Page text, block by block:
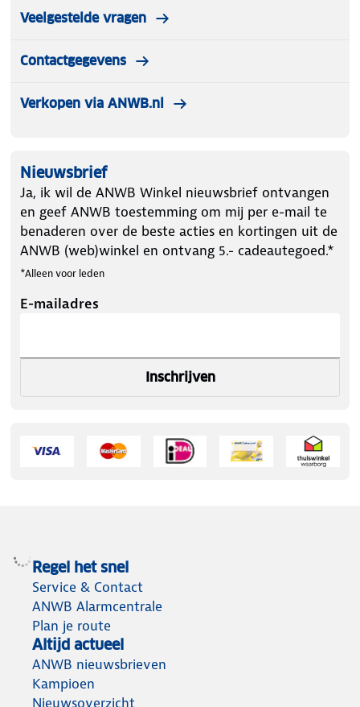
Veelgestelde vragen
Contactgegevens
Verkopen via ANWB.nl
Nieuwsbrief
Ja, ik wil de ANWB Winkel nieuwsbrief ontvangen
en geef ANWB toestemming om mij per e-mail te
benaderen over de beste acties en kortingen uit de
ANWB (web)winkel en ontvang 5.- cadeautegoed.*
*Alleen voor leden
E-mailadres
Inschrijven
Regel het snel
Service & Contact
ANWB Alarmcentrale
Plan je route
Altijd actueel
ANWB nieuwsbrieven
Kampioen
Nieuwsoverzicht